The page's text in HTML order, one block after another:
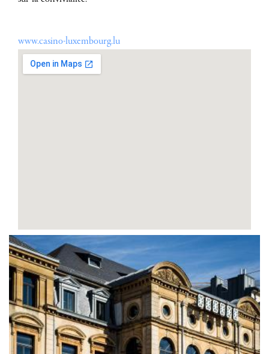
www.casino-luxembourg.lu
Adresse